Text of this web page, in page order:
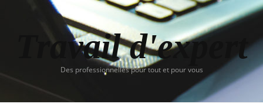
Travail d'expert
Des professionnelles pour tout et pour vous